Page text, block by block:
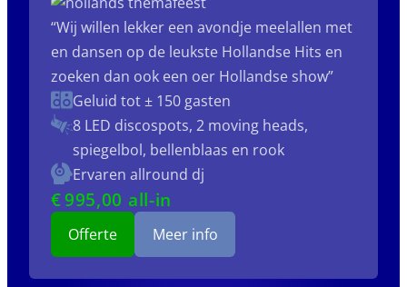
“Wij willen lekker een avondje meelallen met
en dansen op de leukste Hollandse Hits en
zoeken dan ook een oer Hollandse show”
Geluid tot ± 150 gasten
8 LED discospots, 2 moving heads,
spiegelbol, bellenblaas en rook
Ervaren allround dj
€995,00 all-in
Offerte Meer info